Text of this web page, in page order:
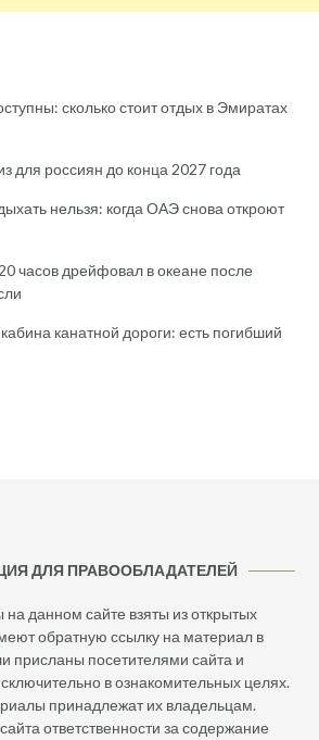
сколько стоит отдых в Эмиратах
для россиян до конца 2027 года
нельзя: когда ОАЭ снова откроют
часов дрейфовал в океане после
канатной дороги: есть погибший
ДЛЯ ПРАВООБЛАДАТЕЛЕЙ
данном сайте взяты из открытых
обратную ссылку на материал в
присланы посетителями сайта и
в ознакомительных целях.
принадлежат их владельцам.
ответственности за содержание